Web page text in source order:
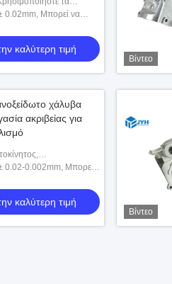
προβολέα, κλπ.
0.02mm, Μπορεί να
καλύτερη τιμή
Βίντεο
χάλυβα
ακριβείας για
ιατρικός, κ.λπ.
± 0.02-0.002mm, Μπορεί
καλύτερη τιμή
Βίντεο